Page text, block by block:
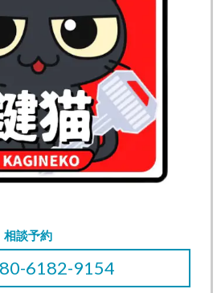
相談予約
6182-9154